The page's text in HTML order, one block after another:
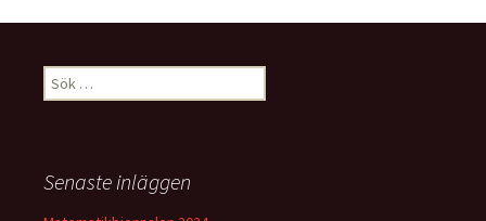
Sök
efter:
Senaste inläggen